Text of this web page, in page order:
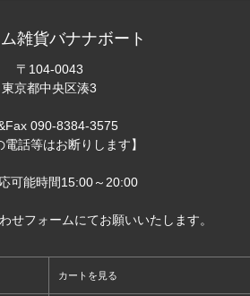
雑貨バナナボート
〒104-0043
東京都中央区湊3
090-8384-3575
電話等はお断りします】
可能時間15:00～20:00
せフォームにてお願いいたします。
カートを見る